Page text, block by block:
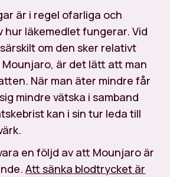
är i regel ofarliga och
hur läkemedlet fungerar. Vid
om den sker relativt
Mounjaro, är det lätt att man
När man äter mindre får
mindre vätska i samband
kan i sin tur leda till
en följd av att Mounjaro är
Att sänka blodtrycket är